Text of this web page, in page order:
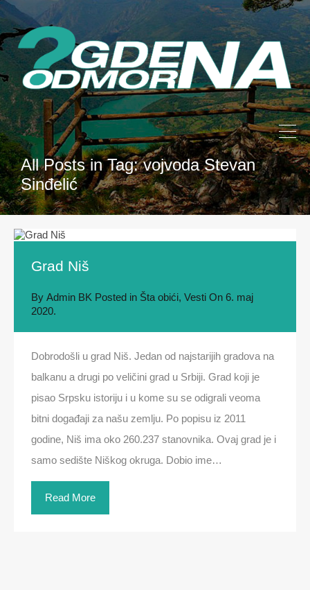
All Posts in Tag: vojvoda Stevan
Sinđelić
Grad Niš
By Admin BK Posted in Šta obići, Vesti On 6. maj
2020.
Dobrodošli u grad Niš. Jedan od najstarijih gradova na
balkanu a drugi po veličini grad u Srbiji. Grad koji je
pisao Srpsku istoriju i u kome su se odigrali veoma
bitni događaji za našu zemlju. Po popisu iz 2011
godine, Niš ima oko 260.237 stanovnika. Ovaj grad je i
samo sedište Niškog okruga. Dobio ime…
Read More